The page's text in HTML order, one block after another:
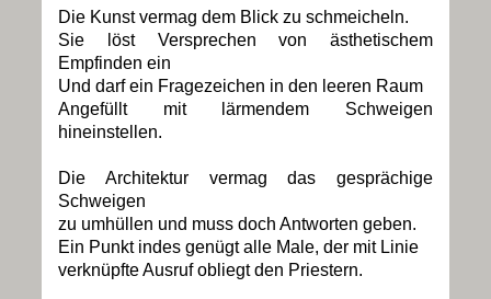
Die Kunst vermag dem Blick zu schmeicheln.
Sie löst Versprechen von ästhetischem
Empfinden ein
Und darf ein Fragezeichen in den leeren Raum
Angefüllt mit lärmendem Schweigen
hineinstellen.
Die Architektur vermag das gesprächige
Schweigen
zu umhüllen und muss doch Antworten geben.
Ein Punkt indes genügt alle Male, der mit Linie
verknüpfte Ausruf obliegt den Priestern.